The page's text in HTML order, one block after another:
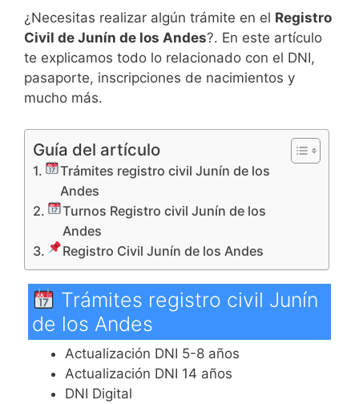
¿Necesitas realizar algún trámite en el Registro
Civil de Junín de los Andes?. En este artículo
te explicamos todo lo relacionado con el DNI,
pasaporte, inscripciones de nacimientos y
mucho más.
Guía del artículo
Trámites registro civil Junín de los
Andes
Turnos Registro civil Junín de los
Andes
Registro Civil Junín de los Andes
Trámites registro civil Junín
de los Andes
Actualización DNI 5-8 años
Actualización DNI 14 años
DNI Digital